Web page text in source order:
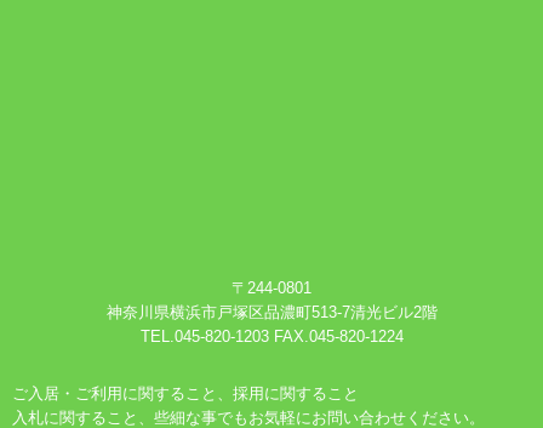
〒244-0801
神奈川県横浜市戸塚区品濃町513-7清光ビル2階
TEL.045-820-1203 FAX.045-820-1224
ご入居・ご利用に関すること、採用に関すること
入札に関すること、些細な事でもお気軽にお問い合わせください。